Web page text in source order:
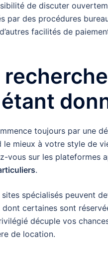
de discuter
par des procédures
facilités de
toujours par une
mieux à votre style de
vous sur les plateformes
.
spécialisés peuvent
certaines sont
décuple vos
de location.